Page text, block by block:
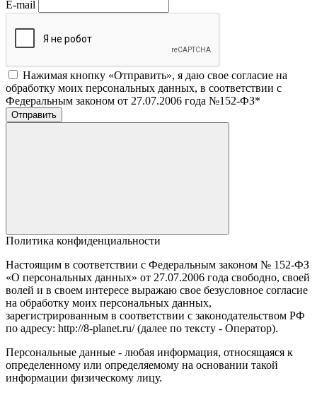
E-mail
Нажимая кнопку «Отправить», я даю свое согласие на
обработку моих персональных данных, в соответствии с
Федеральным законом от 27.07.2006 года №152-ФЗ*
Отправить
Политика конфиденциальности
Настоящим в соответствии с Федеральным законом № 152-ФЗ
«О персональных данных» от 27.07.2006 года свободно, своей
волей и в своем интересе выражаю свое безусловное согласие
на обработку моих персональных данных,
зарегистрированным в соответствии с законодательством РФ
по адресу: http://8-planet.ru/ (далее по тексту - Оператор).
Персональные данные - любая информация, относящаяся к
определенному или определяемому на основании такой
информации физическому лицу.